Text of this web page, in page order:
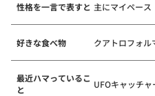
性格を一言で表すと 主にマイペース
好きな食べ物 クアトロフォ
最近ハマっているこ
と
UFOキャッチャ